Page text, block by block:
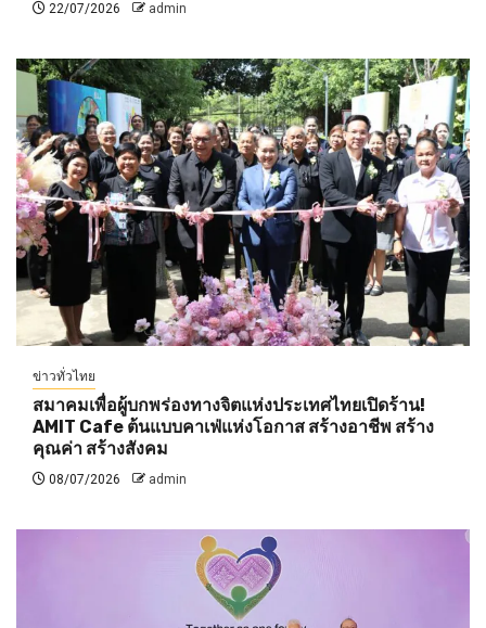
22/07/2026 admin
ข่าวทั่วไทย
สมาคมเพื่อผู้บกพร่องทางจิตแห่งประเทศไทยเปิดร้าน!
AMIT Cafe ต้นแบบคาเฟ่แห่งโอกาส สร้างอาชีพ สร้าง
คุณค่า สร้างสังคม
08/07/2026 admin